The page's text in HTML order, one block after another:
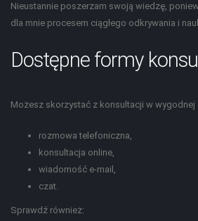
Nieustannie poszerzam swoją wiedzę,
dla mnie procesem ciągłego odkrywania i
Dostępne formy
Możesz skorzystać z konsultacji w wygodnej
rozmowa telefoniczna,
konsultacja online,
wiadomość e-mail,
czat.
Sprawdź również: